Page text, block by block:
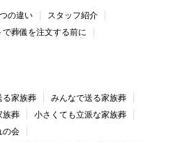
の違い
スタッフ紹介
で葬儀を注文する前に
る家族葬
みんなで送る家族葬
族葬
小さくても立派な家族葬
の会